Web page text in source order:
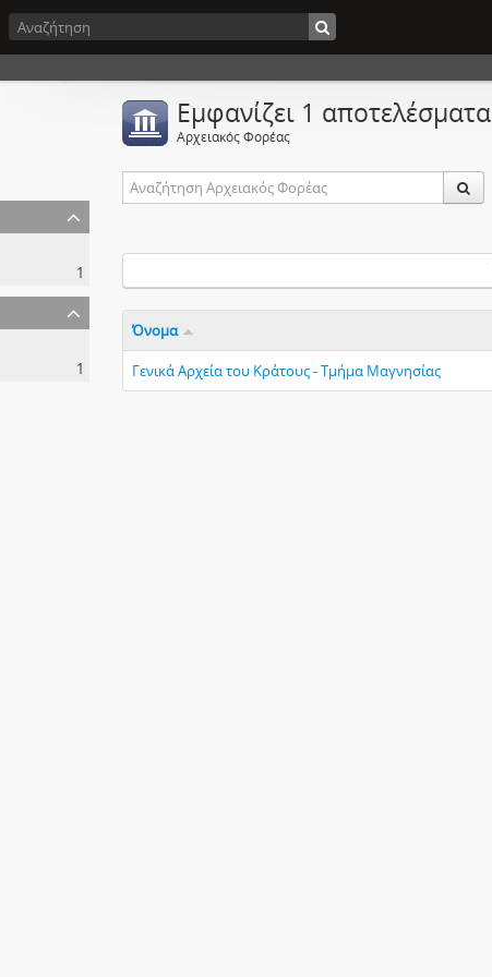
1
1
Εμφανίζει 1 αποτελέσματα
Αρχειακός Φορέας
Όνομα
Γενικά Αρχεία του Κράτους - Τμήμα Μαγνησίας